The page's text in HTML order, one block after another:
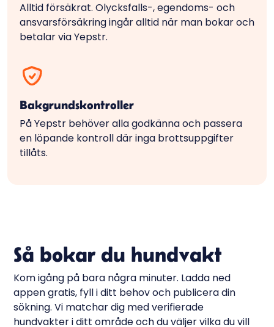
Alltid försäkrat. Olycksfalls-, egendoms- och
ansvarsförsäkring ingår alltid när man bokar och
betalar via Yepstr.
Bakgrundskontroller
På Yepstr behöver alla godkänna och passera
en löpande kontroll där inga brottsuppgifter
tillåts.
Så bokar du hundvakt
Kom igång på bara några minuter. Ladda ned
appen gratis, fyll i ditt behov och publicera din
sökning. Vi matchar dig med verifierade
hundvakter i ditt område och du väljer vilka du vill